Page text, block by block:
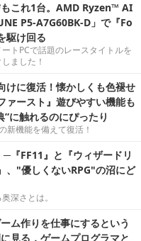
これ1台。AMD Ryzen™ AI
P5-A7G60BK-D」で『Fo
駆け回る
トPCで話題のレースタイトルを
ました！
けに復活！懐かしくも色褪せ
ァースト』遊びやすい機能も
に触れるのにぴったり
新機能を備えて復活！
─『FF11』と『ウィザードリ
、"優しくないRPG"の沼にど
深さとは。
ム作りを仕事にするという
見る，ゲームプログラマと